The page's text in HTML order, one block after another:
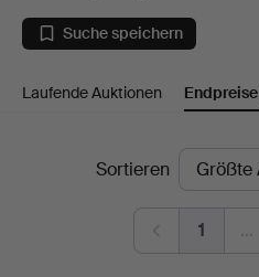
Stockholms
Auktionsverk
Suche speichern
Laufende Auktionen Endpreise
EndpreiseSortieren
1 …